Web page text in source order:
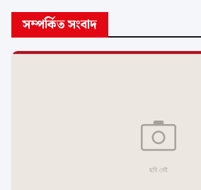
সম্পর্কিত সংবাদ